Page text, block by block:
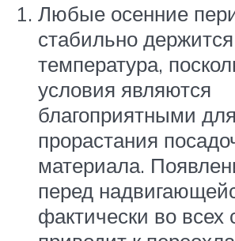
Любые осенние
стабильно
температура,
условия являются
благоприятными для
прорастания
материала.
перед
фактически во всех